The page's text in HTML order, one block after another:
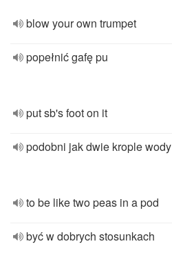
blow your own trumpet
popełnić gafę pu
put sb's foot on it
podobni jak dwie krople wody
to be like two peas in a pod
być w dobrych stosunkach